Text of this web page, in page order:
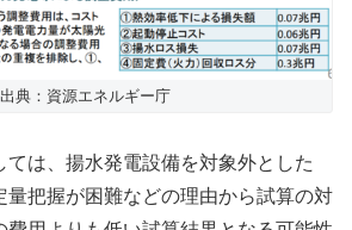
出典：資源エネルギー庁
ては、揚水発電設備を対象外とした
量把握が困難などの理由から試算の対